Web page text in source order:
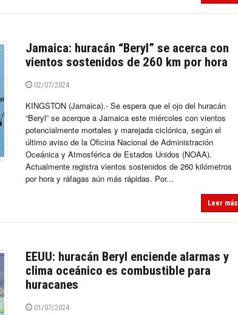
Jamaica: huracán “Beryl” se acerca con
vientos sostenidos de 260 km por hora
02/07/2024
KINGSTON (Jamaica).- Se espera que el ojo del huracán
“Beryl” se acerque a Jamaica este miércoles con vientos
potencialmente mortales y marejada ciclónica, según el
último aviso de la Oficina Nacional de Administración
Oceánica y Atmosférica de Estados Unidos (NOAA).
Actualmente registra vientos sostenidos de 260 kilómetros
por hora y ráfagas aún más rápidas. Por...
Leer más
EEUU: huracán Beryl enciende alarmas y
clima oceánico es combustible para
huracanes
01/07/2024